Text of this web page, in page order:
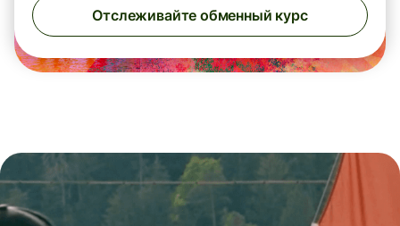
Отслеживайте обменный курс